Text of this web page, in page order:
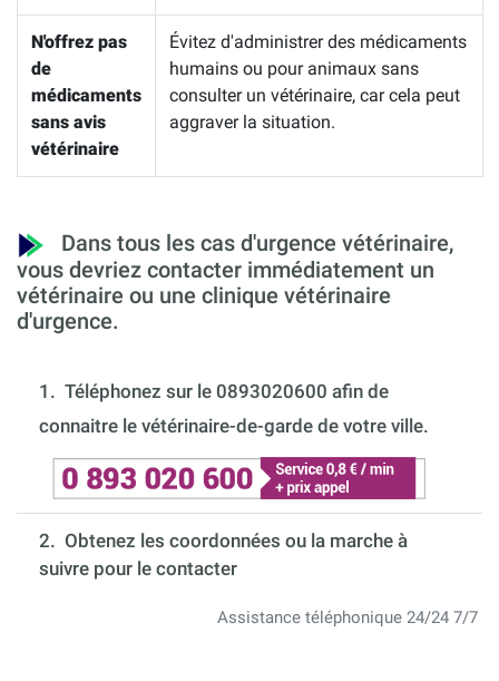
N'offrez pas
de
médicaments
sans avis
vétérinaire
Évitez d'administrer des médicaments
humains ou pour animaux sans
consulter un vétérinaire, car cela peut
aggraver la situation.
Dans tous les cas d'urgence vétérinaire,
vous devriez contacter immédiatement un
vétérinaire ou une clinique vétérinaire
d'urgence.
1. Téléphonez sur le 0893020600 afin de
connaitre le vétérinaire-de-garde de votre ville.
2. Obtenez les coordonnées ou la marche à
suivre pour le contacter
Assistance téléphonique 24/24 7/7